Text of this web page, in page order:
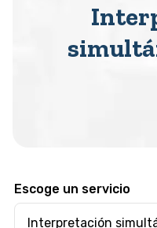
Escoge un servicio